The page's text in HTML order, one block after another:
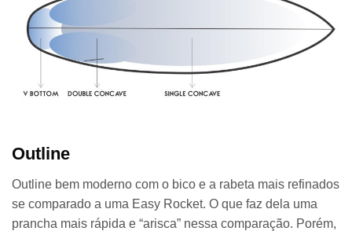
Outline
Outline bem moderno com o bico e a rabeta mais refinados
se comparado a uma Easy Rocket. O que faz dela uma
prancha mais rápida e “arisca” nessa comparação. Porém,